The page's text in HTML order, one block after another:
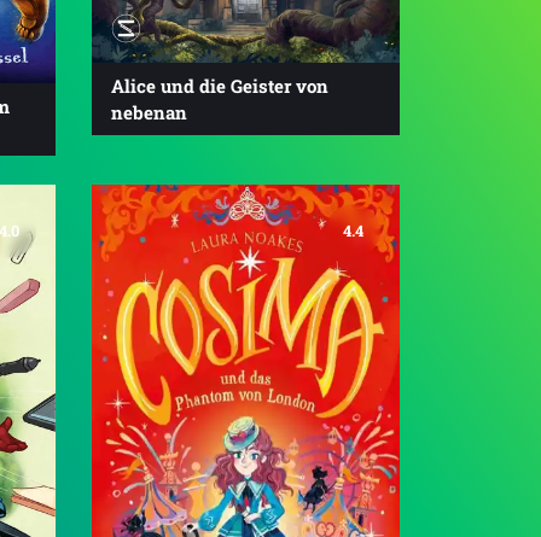
Alice und die Geister von
nebenan
4.0 4.4